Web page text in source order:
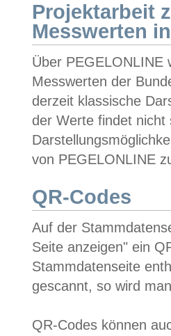
Projektarbeit
Messwerten
Über PEGELONLINE
Messwerten der
derzeit klassische
der Werte findet
von PEGELONLINE
QR-Codes
Auf der
Seite anzeigen" ein
Stammdatenseite
gescannt, so wird
QR-Codes können